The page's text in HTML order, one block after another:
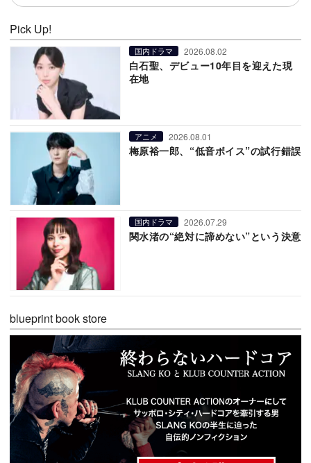
Pick Up!
国内ドラマ 2026.08.02
白石聖、デビュー10年目を迎えた現
在地
アニメ 2026.08.01
梅原裕一郎、“低音ボイス”の試行錯誤
国内ドラマ 2026.07.29
関水渚の“絶対に諦めない”という決意
blueprint book store